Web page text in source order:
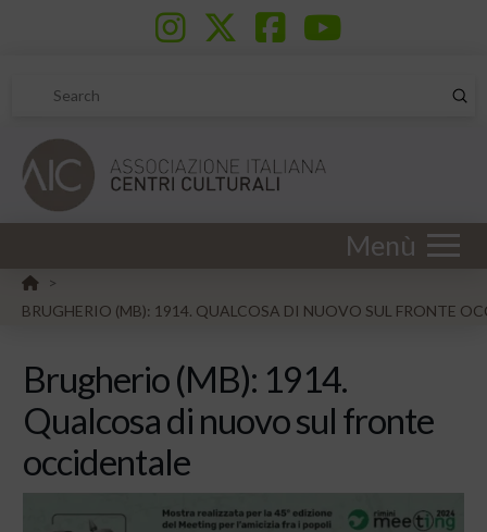
Search
Menù
HOME
>
BRUGHERIO (MB): 1914. QUALCOSA DI NUOVO SUL FRONTE
Brugherio (MB): 1914.
Qualcosa di nuovo sul fronte
occidentale